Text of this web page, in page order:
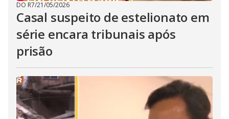
DO R7/21/05/2026
Casal suspeito de estelionato em
série encara tribunais após
prisão